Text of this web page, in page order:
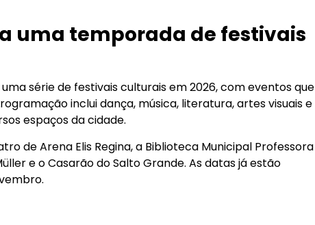
uma temporada de festivais
série de festivais culturais em 2026, com eventos que
inclui dança, música, literatura, artes visuais e
espaços da cidade.
de Arena Elis Regina, a Biblioteca Municipal Professora
e o Casarão do Salto Grande. As datas já estão